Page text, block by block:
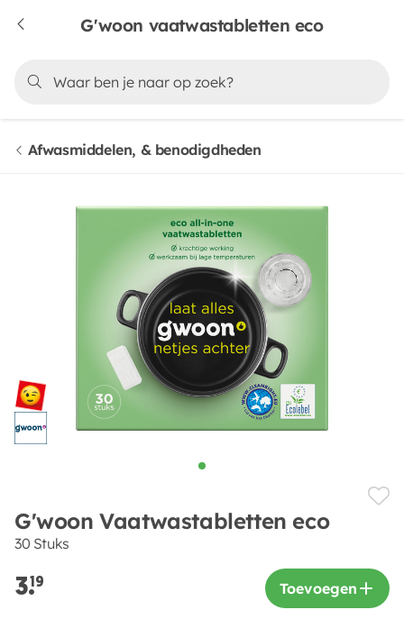
G'woon vaatwastabletten eco
Afwasmiddelen, & benodigdheden
G'woon Vaatwastabletten eco
30 Stuks
3.19 Toevoegen